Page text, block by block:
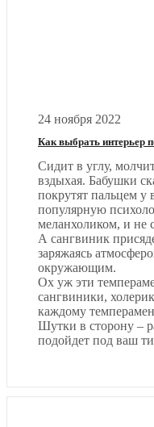
24 ноября 2022
Как выбрать интерьер
Сидит в углу,
вздыхая. Бабушки
покрутят пальцем у
популярную
меланхоликом, и не
А сангвиник
заряжаясь
окружающим.
Ох уж эти
сангвиники,
каждому
Шутки в сторону –
подойдет под ваш